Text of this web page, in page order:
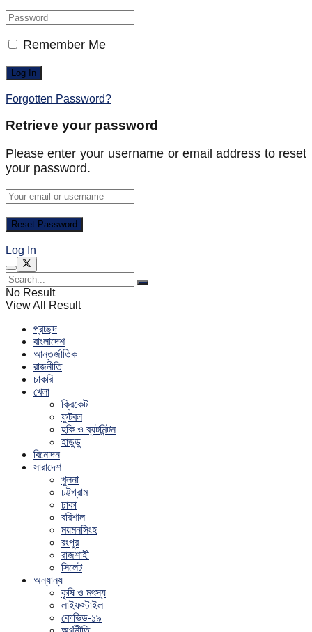
Remember Me
Forgotten Password?
Retrieve your password
Please enter your username or email address to reset
your password.
Log In
No Result
View All Result
প্রচ্ছদ
বাংলাদেশ
আন্তর্জাতিক
রাজনীতি
চাকরি
খেলা
ক্রিকেট
ফুটবল
হকি ও ব্যটমিন্টন
হাডুডু
বিনোদন
সারাদেশ
খুলনা
চট্টগ্রাম
ঢাকা
বরিশাল
ময়মনসিংহ
রংপুর
রাজশাহী
সিলেট
অন্যান্য
কৃষি ও মৎস্য
লাইফস্টাইল
কোভিড-১৯